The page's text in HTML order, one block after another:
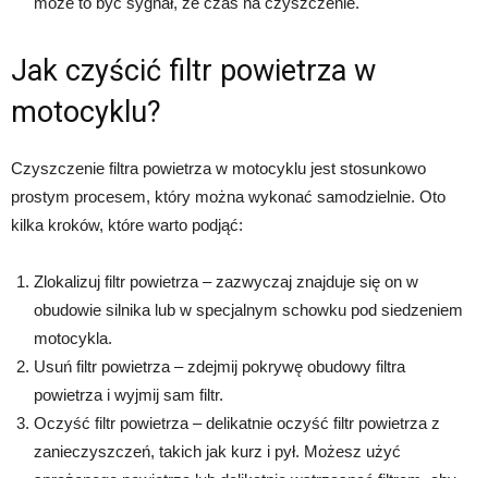
Jak czyścić filtr powietrza w
motocyklu?
Czyszczenie filtra powietrza w motocyklu jest stosunkowo
prostym procesem, który można wykonać samodzielnie. Oto
kilka kroków, które warto podjąć:
Zlokalizuj filtr powietrza – zazwyczaj znajduje się on w
obudowie silnika lub w specjalnym schowku pod siedzeniem
motocykla.
Usuń filtr powietrza – zdejmij pokrywę obudowy filtra
powietrza i wyjmij sam filtr.
Oczyść filtr powietrza – delikatnie oczyść filtr powietrza z
zanieczyszczeń, takich jak kurz i pył. Możesz użyć